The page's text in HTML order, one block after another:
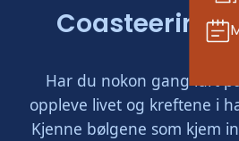
Coasteering
Har du nokon gang lurt
oppleve livet og kreftene i
Kjenne bølgene som kjem